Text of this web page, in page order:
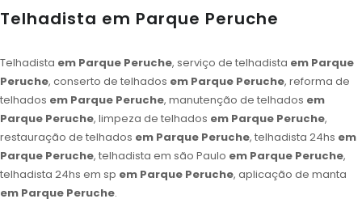
Telhadista em Parque Peruche
Telhadista em Parque Peruche, serviço de telhadista em Parque
Peruche, conserto de telhados em Parque Peruche, reforma de
telhados em Parque Peruche, manutenção de telhados em
Parque Peruche, limpeza de telhados em Parque Peruche,
restauração de telhados em Parque Peruche, telhadista 24hs em
Parque Peruche, telhadista em são Paulo em Parque Peruche,
telhadista 24hs em sp em Parque Peruche, aplicação de manta
em Parque Peruche.